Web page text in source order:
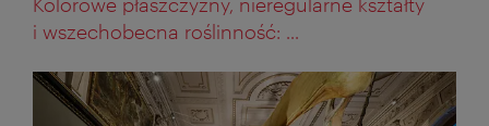
i wszechobecna roślinność: ...